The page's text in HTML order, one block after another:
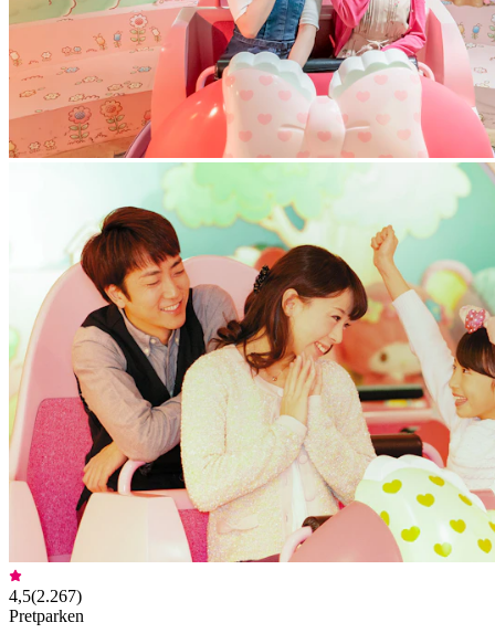
4,5(2.267)
Pretparken